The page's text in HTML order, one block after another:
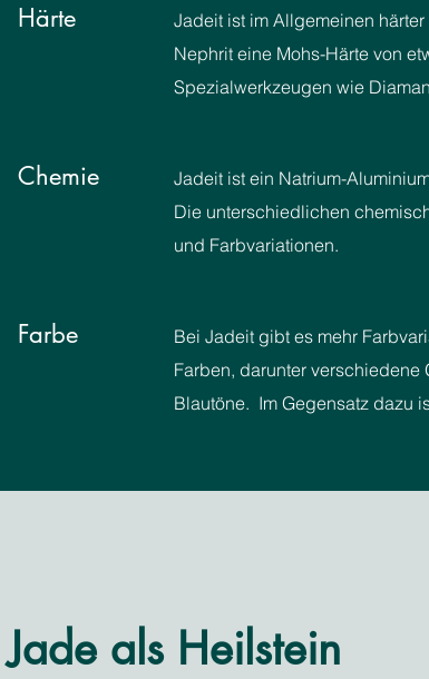
Härte
Jadeit ist im Allgemeinen
Nephrit eine Mohs-Härte von
Spezialwerkzeugen wie
Chemie
Jadeit ist ein Natrium-
Die unterschiedlichen
und Farbvariationen.
Farbe
Bei Jadeit gibt es mehr
Farben, darunter
Blautöne. Im Gegensatz dazu
Jade als Heilstein